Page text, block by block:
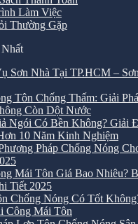
Làm Việc
Thường Gặp
Sơn Nhà Tại TP.HCM –
Tôn Chống Thấm: Giải
Còn Dột Nước
Ngói Có Bền Không? Giải
10 Năm Kinh Nghiệm
Pháp Chống Nóng
Mái Tôn Giá Bao Nhiêu?
Tiết 2025
Chống Nóng Có Tốt
Công Mái Tôn